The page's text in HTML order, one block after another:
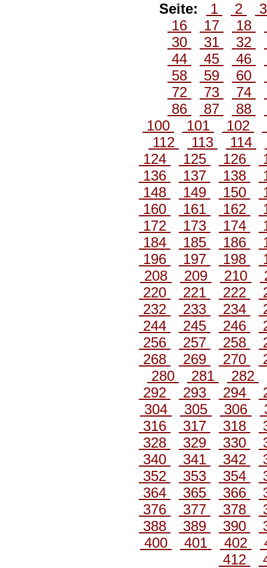
Seite: 1 2
16
17 18
30
31 32
44
45 46
58
59 60
72
73 74
86
87 88
100
101 102
112
113 114
124
125 126
136
137 138
148
149 150
160
161 162
172
173 174
184
185 186
196
197 198
208
209 210
220
221 222
232
233 234
244
245 246
256
257 258
268
269 270
280
281
282
292
293 294
304
305 306
316
317 318
328
329 330
340
341 342
352
353 354
364
365 366
376
377 378
388
389 390
400
401 402
412